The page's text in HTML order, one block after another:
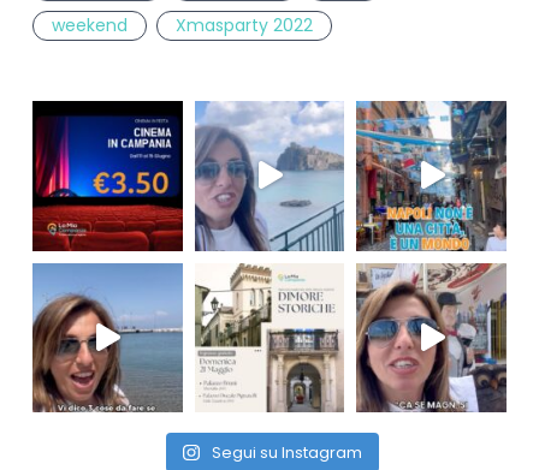
weekend
Xmasparty 2022
Segui su Instagram